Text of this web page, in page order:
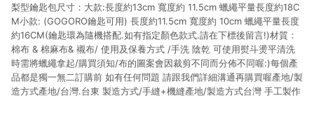
梨型鑰匙包尺寸：大款:長度約13cm 寬度約 11.5cm 蠟繩平量長度約18C
M小款: (GOGORO鑰匙可用) 長度約11.5cm 寬度約 10cm 蠟繩平量長度
約16CM(鑰匙環為隨機搭配.如有指定顏色款式.請在下標後留言!)材質：
棉布 & 棉麻布& 襯布/ 使用及保養方式 /手洗 陰乾 可使用熨斗燙平清洗
時需將蠟繩拿起/購買須知/布的圖案會因裁剪不同而分佈不同喔:)每個產
品都是獨一無二訂購前 如有任何問題 請跟我們詳細溝通再購買喔產地/製
造方式產地/台灣.台東 製造方式/手縫+機縫產地/製造方式台灣 手工製作